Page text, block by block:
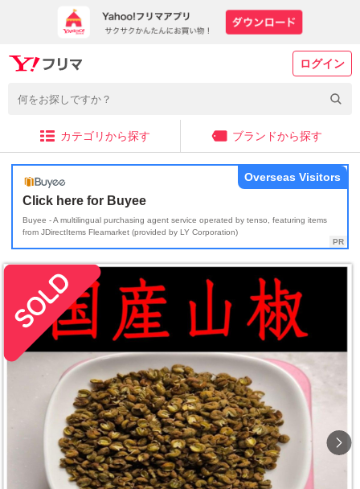
ログイン
カテゴリから探す ブランドから探す
Click here for Buyee
Buyee - A multilingual purchasing agent service operated by tenso, featuring items
from JDirectItems Fleamarket (provided by LY Corporation)
Overseas Visitors